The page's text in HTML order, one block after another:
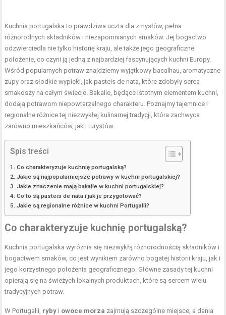
Kuchnia portugalska to prawdziwa uczta dla zmysłów, pełna
różnorodnych składników i niezapomnianych smaków. Jej bogactwo
odzwierciedla nie tylko historię kraju, ale także jego geograficzne
położenie, co czyni ją jedną z najbardziej fascynujących kuchni Europy.
Wśród popularnych potraw znajdziemy wyjątkowy bacalhau, aromatyczne
zupy oraz słodkie wypieki, jak pasteis de nata, które zdobyły serca
smakoszy na całym świecie. Bakalie, będące istotnym elementem kuchni,
dodają potrawom niepowtarzalnego charakteru. Poznajmy tajemnice i
regionalne różnice tej niezwykłej kulinarnej tradycji, która zachwyca
zarówno mieszkańców, jak i turystów.
Spis treści
Co charakteryzuje kuchnię portugalską?
Jakie są najpopularniejsze potrawy w kuchni portugalskiej?
Jakie znaczenie mają bakalie w kuchni portugalskiej?
Co to są pasteis de nata i jak je przygotować?
Jakie są regionalne różnice w kuchni Portugalii?
Co charakteryzuje kuchnię portugalską?
Kuchnia portugalska wyróżnia się niezwykłą różnorodnością składników i
bogactwem smaków, co jest wynikiem zarówno bogatej historii kraju, jak i
jego korzystnego położenia geograficznego. Główne zasady tej kuchni
opierają się na świeżych lokalnych produktach, które są sercem wielu
tradycyjnych potraw.
W Portugalii, ryby i owoce morza zajmują szczególne miejsce, a dania